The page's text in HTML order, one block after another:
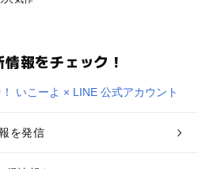
報をチェック！
を発信